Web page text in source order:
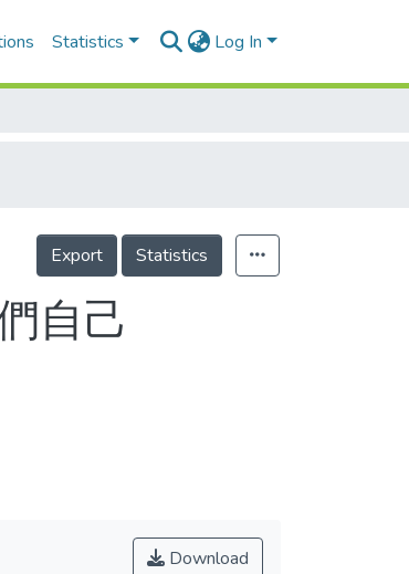
Statistics Log In
Export Statistics
自己
Download